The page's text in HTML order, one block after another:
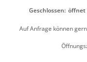
Klicken, um weitere
Geschlossen: öffnet
Auf Anfrage können